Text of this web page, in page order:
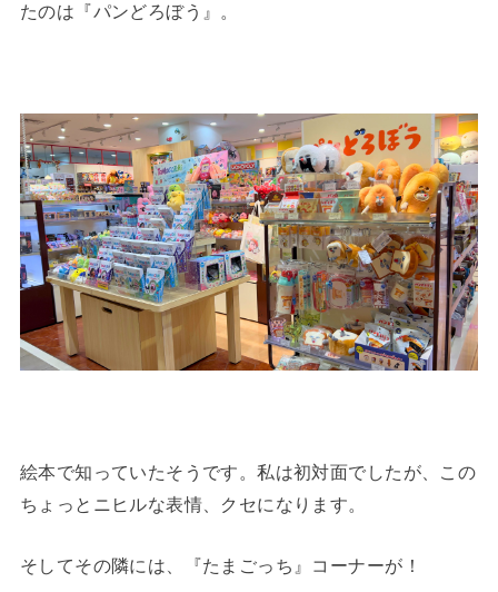
たのは『パンどろぼう』。
絵本で知っていたそうです。私は初対面でしたが、この
ちょっとニヒルな表情、クセになります。
そしてその隣には、『たまごっち』コーナーが！